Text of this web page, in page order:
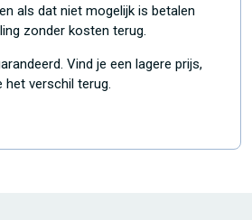
als dat niet mogelijk is betalen
zonder kosten terug.
Vind je een lagere prijs,
het verschil terug.